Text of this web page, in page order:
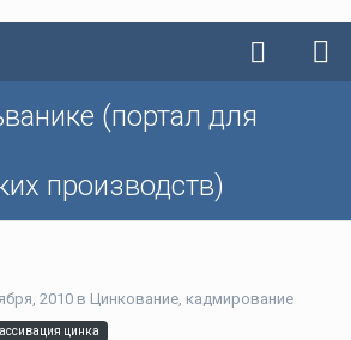
(портал для
производств)
2010 в Цинкование, кадмирование
цинка